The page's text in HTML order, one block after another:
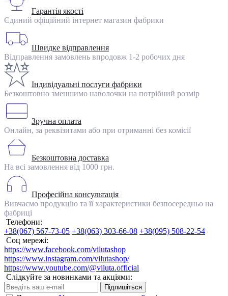
Гарантія якості
Єдиний офіційний інтернет магазин фабрики
Швидке відправлення
Відправлення замовлень впродовж 1-2 робочих дня
Індивідуальні послуги фабрики
Безкоштовно зменшимо наволочки на потрібний розмір
Зручна оплата
Онлайн, за реквізитами або при отриманні без комісії
Безкоштовна доставка
На всі замовлення від 1000 грн.
Професійна консультація
Вивчаємо продукцію та її характеристики безпосередньо на
фабриці
Телефони:
+38(067) 567-73-05 +38(063) 303-66-08 +38(095) 508-22-54
Соц мережі:
https://www.facebook.com/vilutashop
https://www.instagram.com/vilutashop/
https://www.youtube.com/@viluta.official
Слідкуйте за новинками та акціями:
Підпишіться